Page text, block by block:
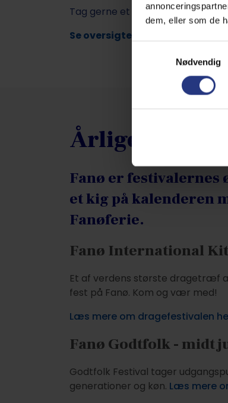
dem, eller som de
Nødvendig
Tag gerne et kig på oversigten af
Se oversigten over danske
Årlige events
Fanø er festivalernes
et kig på kalenderen
Fanøferie.
Fanø International
Et af verdens største dragetræf
fest på Fanø. Kom og vær med!
Læs mere om dragefestivalen
Fanø Godtfolk - midt
Godtfolk Festival tager
generationer og køn. Læs mere